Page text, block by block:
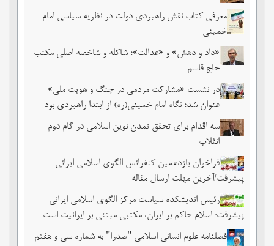
معرفی کتاب نقش راهبردی دولت در نظریه سیاسی امام
خمینی
«داد و دهش» و «عدالت»؛ شاکله و شاخصه اصلی مکتب
حاج قاسم
در نشست «مشارکت مردمی در جنگ و هویت ملی»
عنوان شد؛ نگاه امام خمینی(ره) از ابتدا راهبردی بود
سه اقدام برای تحقق تمدن نوین اسلامی در گام دوم
انقلاب
فراخوان یازدهمین کنفرانس الگوی اسلامی ایرانی
پیشرفت/آخرین مهلت ارسال مقاله
رئیس اندیشکده سیاست مرکز الگوی اسلامی ایرانی
پیشرفت: اسلام حاکم بر ایران، مکتبی مبتنی بر ایرانیت است
فصلنامه علوم انسانی اسلامی "صدرا" به شماره سی و هفتم